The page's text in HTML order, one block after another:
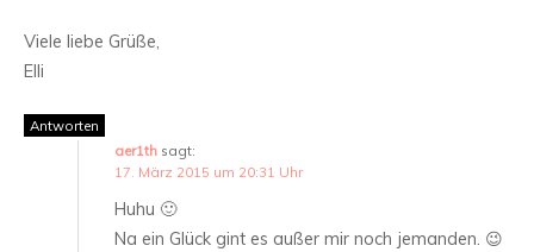
Viele liebe Grüße,
Elli
Antworten
aer1th sagt:
17. März 2015 um 20:31 Uhr
Huhu 🙂
Na ein Glück gint es außer mir noch jemanden. 😉